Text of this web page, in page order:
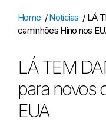
Home /Notícias / LÁ
caminhões Hino nos
LÁ TEM
para novos
EUA